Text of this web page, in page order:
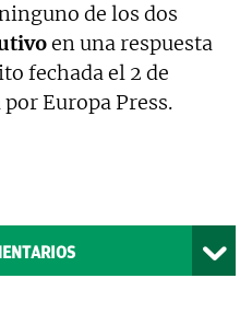
de los dos
en una respuesta
fechada el 2 de
Europa Press.